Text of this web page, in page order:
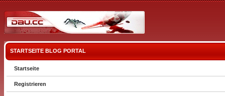
STARTSEITE BLOG PORTAL
Startseite
Registrieren